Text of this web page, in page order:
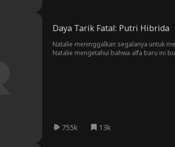
Daya Tarik Fatal: Putri Hibrida
Natalie meninggalkan segalanya untuk
Natalie mengetahui bahwa alfa baru ini
755k 13k